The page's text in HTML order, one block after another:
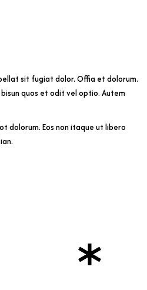
sit fugiat dolor. Offia et dolorum.
quos et odit vel optio. Autem
dolorum. Eos non itaque ut libero